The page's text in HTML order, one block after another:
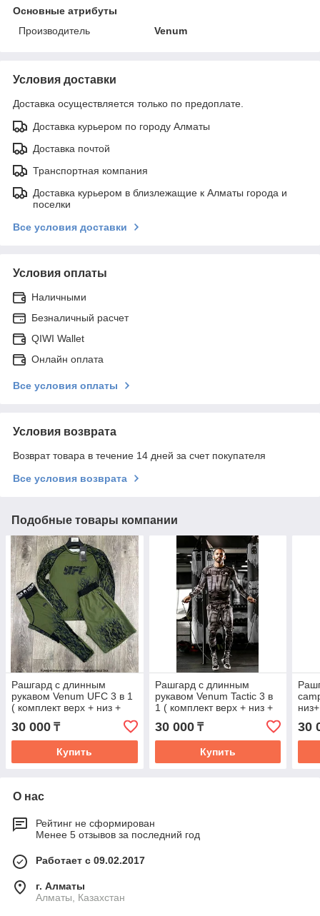
Основные атрибуты
Производитель
Venum
Условия доставки
Доставка осуществляется только по предоплате.
Доставка курьером по городу Алматы
Доставка почтой
Транспортная компания
Доставка курьером в близлежащие к Алматы города и
поселки
Все условия доставки
Условия оплаты
Наличными
Безналичный расчет
QIWI Wallet
Онлайн оплата
Все условия оплаты
Условия возврата
Возврат товара в течение 14 дней за счет покупателя
Все условия возврата
Подобные товары компании
Рашгард с длинным
рукавом Venum UFC 3 в 1
( комплект верх + низ +
30 000 ₸
Купить
Рашгард с длинным
рукавом Venum Tactic 3 в
1 ( комплект верх + низ +
30 000₸
Купить
30
О нас
Рейтинг не сформирован
Менее 5 отзывов за последний год
Работает с 09.02.2017
г. Алматы
Алматы, Казахстан